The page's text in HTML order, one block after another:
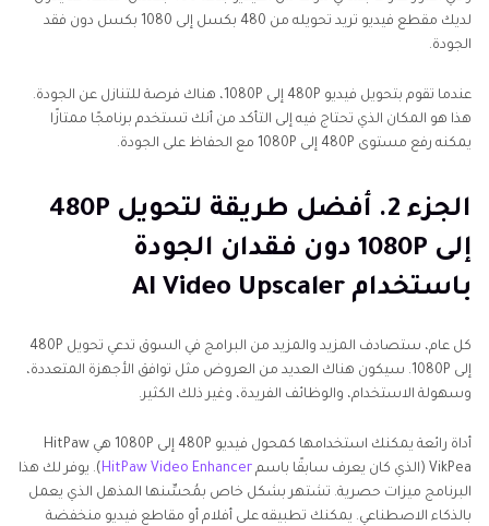
لديك مقطع فيديو تريد تحويله من 480 بكسل إلى 1080 بكسل دون فقد
الجودة.
عندما تقوم بتحويل فيديو 480P إلى 1080P، هناك فرصة للتنازل عن الجودة.
هذا هو المكان الذي تحتاج فيه إلى التأكد من أنك تستخدم برنامجًا ممتازًا
يمكنه رفع مستوى 480P إلى 1080P مع الحفاظ على الجودة.
الجزء 2. أفضل طريقة لتحويل 480P
إلى 1080P دون فقدان الجودة
باستخدام AI Video Upscaler
كل عام، ستصادف المزيد والمزيد من البرامج في السوق تدعي تحويل 480P
إلى 1080P. سيكون هناك العديد من العروض مثل توافق الأجهزة المتعددة،
وسهولة الاستخدام، والوظائف الفريدة، وغير ذلك الكثير.
أداة رائعة يمكنك استخدامها كمحول فيديو 480P إلى 1080P هي HitPaw
VikPea (الذي كان يعرف سابقًا باسم
HitPaw Video Enhancer ). يوفر لك هذا
البرنامج ميزات حصرية. تشتهر بشكل خاص بمُحسِّنها المذهل الذي يعمل
بالذكاء الاصطناعي. يمكنك تطبيقه على أفلام أو مقاطع فيديو منخفضة